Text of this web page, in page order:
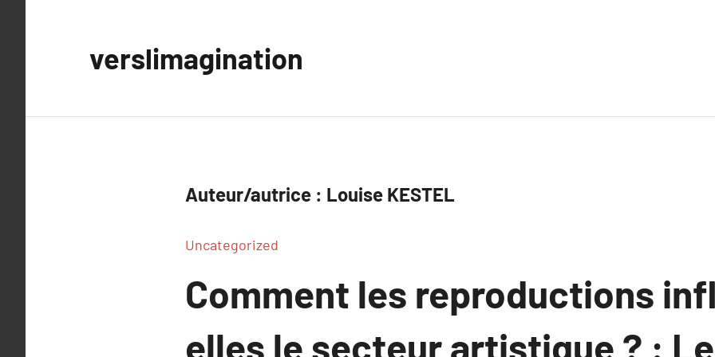
verslimagination
Auteur/autrice : Louise KESTEL
Uncategorized
Comment les reproductions
elles le secteur artistique ? :